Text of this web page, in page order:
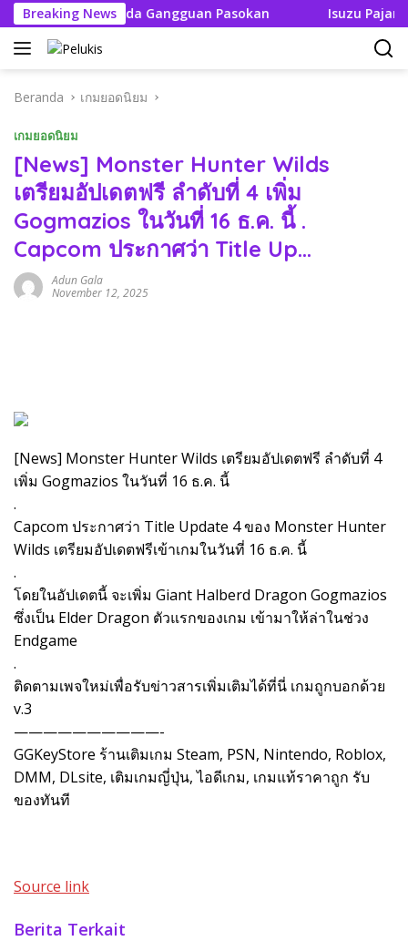
Langsung
ke
konten
Breaking News
Tak Boleh Ada Gangguan Pasokan Isuzu Pajang
Beranda เกมยอดนิยม
เกมยอดนิยม
[News] Monster Hunter Wilds
เตรียมอัปเดตฟรี ลำดับที่ 4 เพิ่ม
Gogmazios ในวันที่ 16 ธ.ค. นี้ .
Capcom ประกาศว่า Title Up…
Adun Gala
November 12, 2025
[News] Monster Hunter Wilds เตรียมอัปเดตฟรี ลำดับที่ 4
เพิ่ม Gogmazios ในวันที่ 16 ธ.ค. นี้
.
Capcom ประกาศว่า Title Update 4 ของ Monster Hunter
Wilds เตรียมอัปเดตฟรีเข้าเกมในวันที่ 16 ธ.ค. นี้
.
โดยในอัปเดตนี้ จะเพิ่ม Giant Halberd Dragon Gogmazios
ซึ่งเป็น Elder Dragon ตัวแรกของเกม เข้ามาให้ล่าในช่วง
Endgame
.
ติดตามเพจใหม่เพื่อรับข่าวสารเพิ่มเติมได้ที่นี่ เกมถูกบอกด้วย
v.3
——————————-
GGKeyStore ร้านเติมเกม Steam, PSN, Nintendo, Roblox,
DMM, DLsite, เติมเกมญี่ปุ่น, ไอดีเกม, เกมแท้ราคาถูก รับ
ของทันที
Source link
Berita Terkait